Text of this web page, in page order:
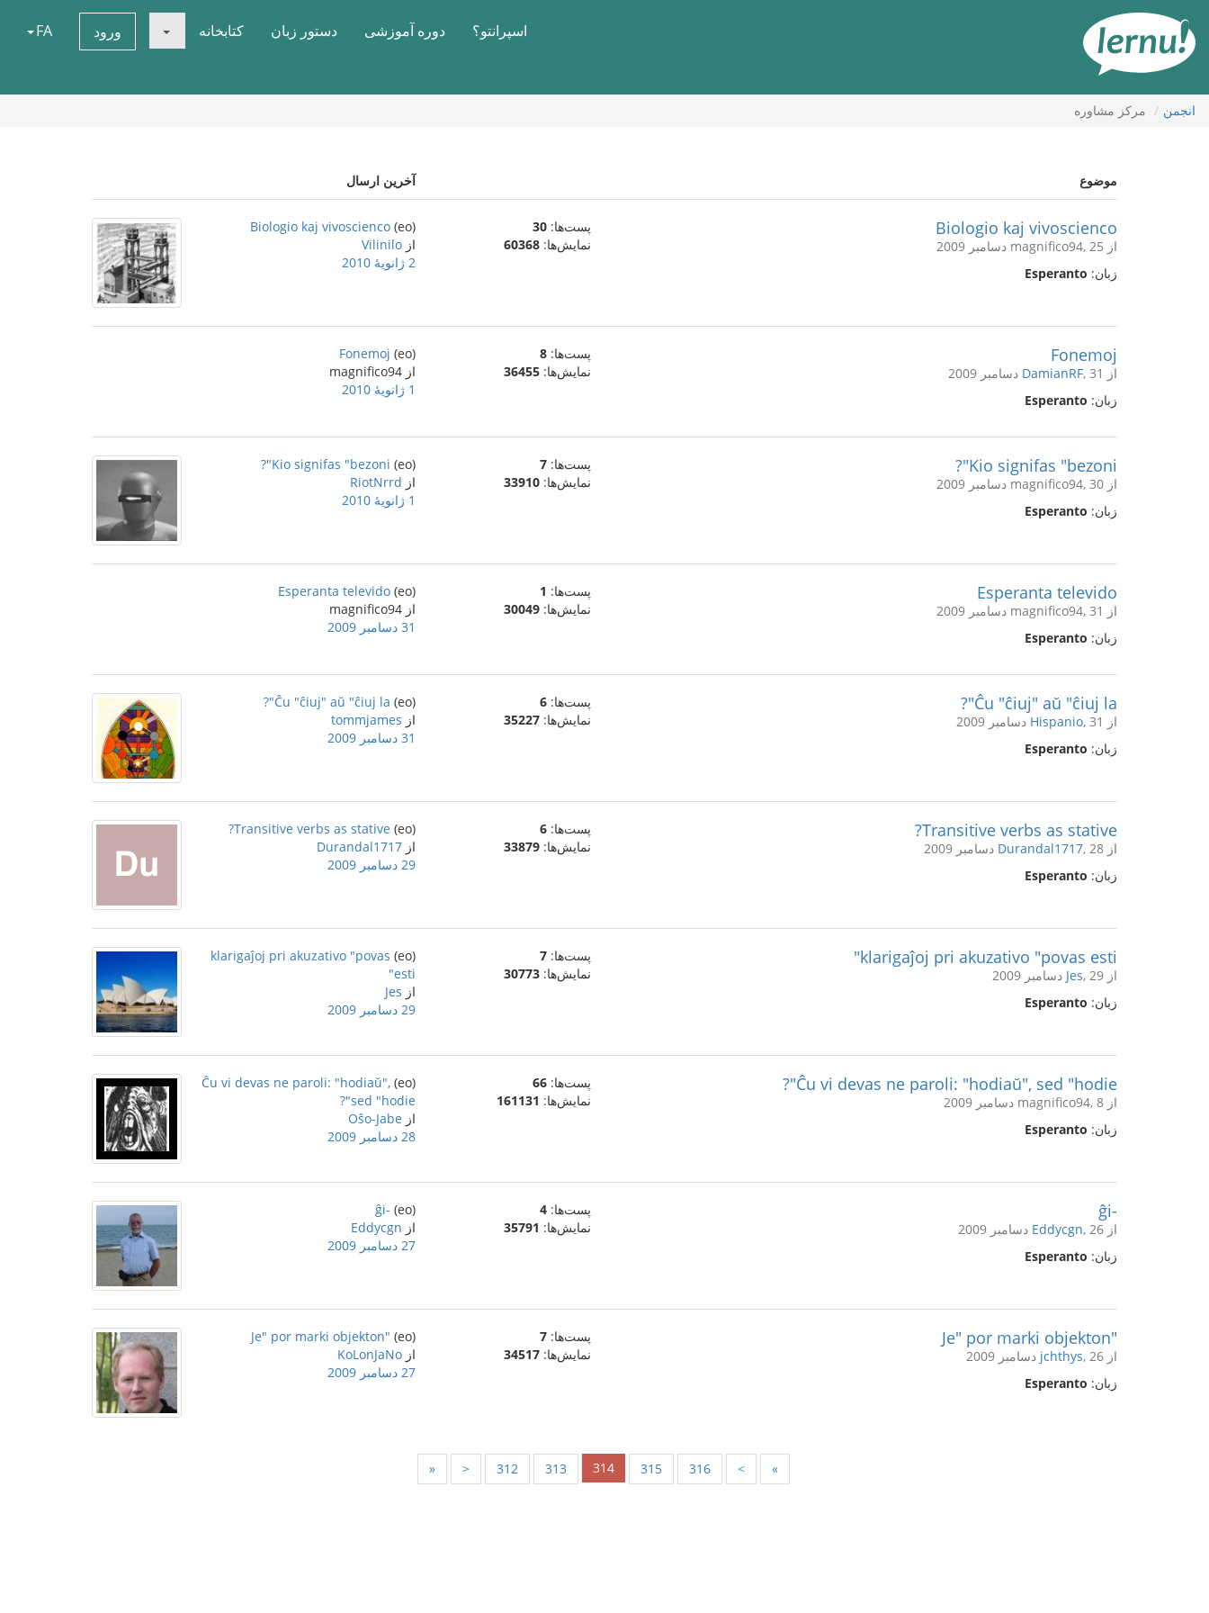
محتوا
اسپرانتو؟ دوره آموزشی دستور زبان کتابخانه ورود FA
انجمن مركز مشاوره
موضوع آخرین ارسال
Biologio kaj vivoscienco
از magnifico94, 25 دسامبر 2009
زبان: Esperanto
پست‌ها: 30
نمایش‌ها: 60368
(eo)
Biologio kaj vivoscienco
از Vilinilo
2 ژانویهٔ 2010
Fonemoj
از DamianRF, 31 دسامبر 2009
زبان: Esperanto
پست‌ها: 8
نمایش‌ها: 36455
(eo)
Fonemoj
از magnifico94
1 ژانویهٔ 2010
Kio signifas "bezoni"?
از magnifico94, 30 دسامبر 2009
زبان: Esperanto
پست‌ها: 7
نمایش‌ها: 33910
(eo)
Kio signifas "bezoni"?
از RiotNrrd
1 ژانویهٔ 2010
Esperanta televido
از magnifico94, 31 دسامبر 2009
زبان: Esperanto
پست‌ها: 1
نمایش‌ها: 30049
(eo)
Esperanta televido
از magnifico94
31 دسامبر 2009
Ĉu "ĉiuj" aŭ "ĉiuj la"?
از Hispanio, 31 دسامبر 2009
زبان: Esperanto
پست‌ها: 6
نمایش‌ها: 35227
(eo)
Ĉu "ĉiuj" aŭ "ĉiuj la"?
از tommjames
31 دسامبر 2009
Transitive verbs as stative?
از Durandal1717, 28 دسامبر 2009
زبان: Esperanto
پست‌ها: 6
نمایش‌ها: 33879
(eo)
Transitive verbs as stative?
از Durandal1717
29 دسامبر 2009
klarigaĵoj pri akuzativo "povas esti"
از Jes, 29 دسامبر 2009
زبان: Esperanto
پست‌ها: 7
نمایش‌ها: 30773
(eo)
klarigaĵoj pri akuzativo "povas
esti"
از Jes
29 دسامبر 2009
Ĉu vi devas ne paroli: "hodiaŭ", sed "hodie"?
از magnifico94, 8 دسامبر 2009
زبان: Esperanto
پست‌ها: 66
نمایش‌ها: 161131
(eo)
Ĉu vi devas ne paroli: "hodiaŭ",
sed "hodie"?
از Oŝo-Jabe
28 دسامبر 2009
-ĝi
از Eddycgn, 26 دسامبر 2009
زبان: Esperanto
پست‌ها: 4
نمایش‌ها: 35791
(eo)
-ĝi
از Eddycgn
27 دسامبر 2009
"Je" por marki objekton
از jchthys, 26 دسامبر 2009
زبان: Esperanto
پست‌ها: 7
نمایش‌ها: 34517
(eo)
"Je" por marki objekton
از KoLonJaNo
27 دسامبر 2009
« < 312 313 314 315 316 > »